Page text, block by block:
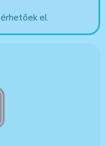
érhetőek el.